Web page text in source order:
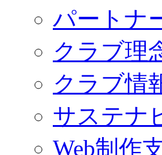
パートナ
クラブ理
クラブ情
サステナ
Web制作